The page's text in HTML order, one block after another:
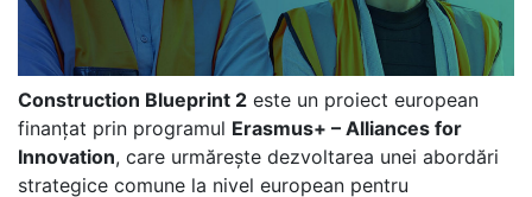
Construction Blueprint 2 este un proiect european
finanțat prin programul Erasmus+ – Alliances for
Innovation, care urmărește dezvoltarea unei abordări
strategice comune la nivel european pentru